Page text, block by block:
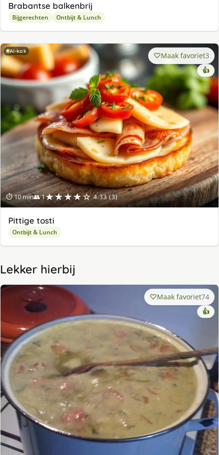
Brabantse balkenbrij
Bijgerechten Ontbijt & Lunch
AI-kok
⏱ 10 min👥 1★★★★☆ 4.33 (3)
Maak favoriet3
👍
Pittige tosti
Ontbijt & Lunch
Lekker hierbij
Maak favoriet74
👍